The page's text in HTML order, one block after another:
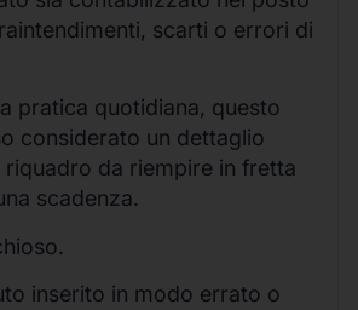
scarti o errori di
pratica quotidiana, questo
considerato un dettaglio
riquadro da riempire in fretta
scadenza.
inserito in modo errato o